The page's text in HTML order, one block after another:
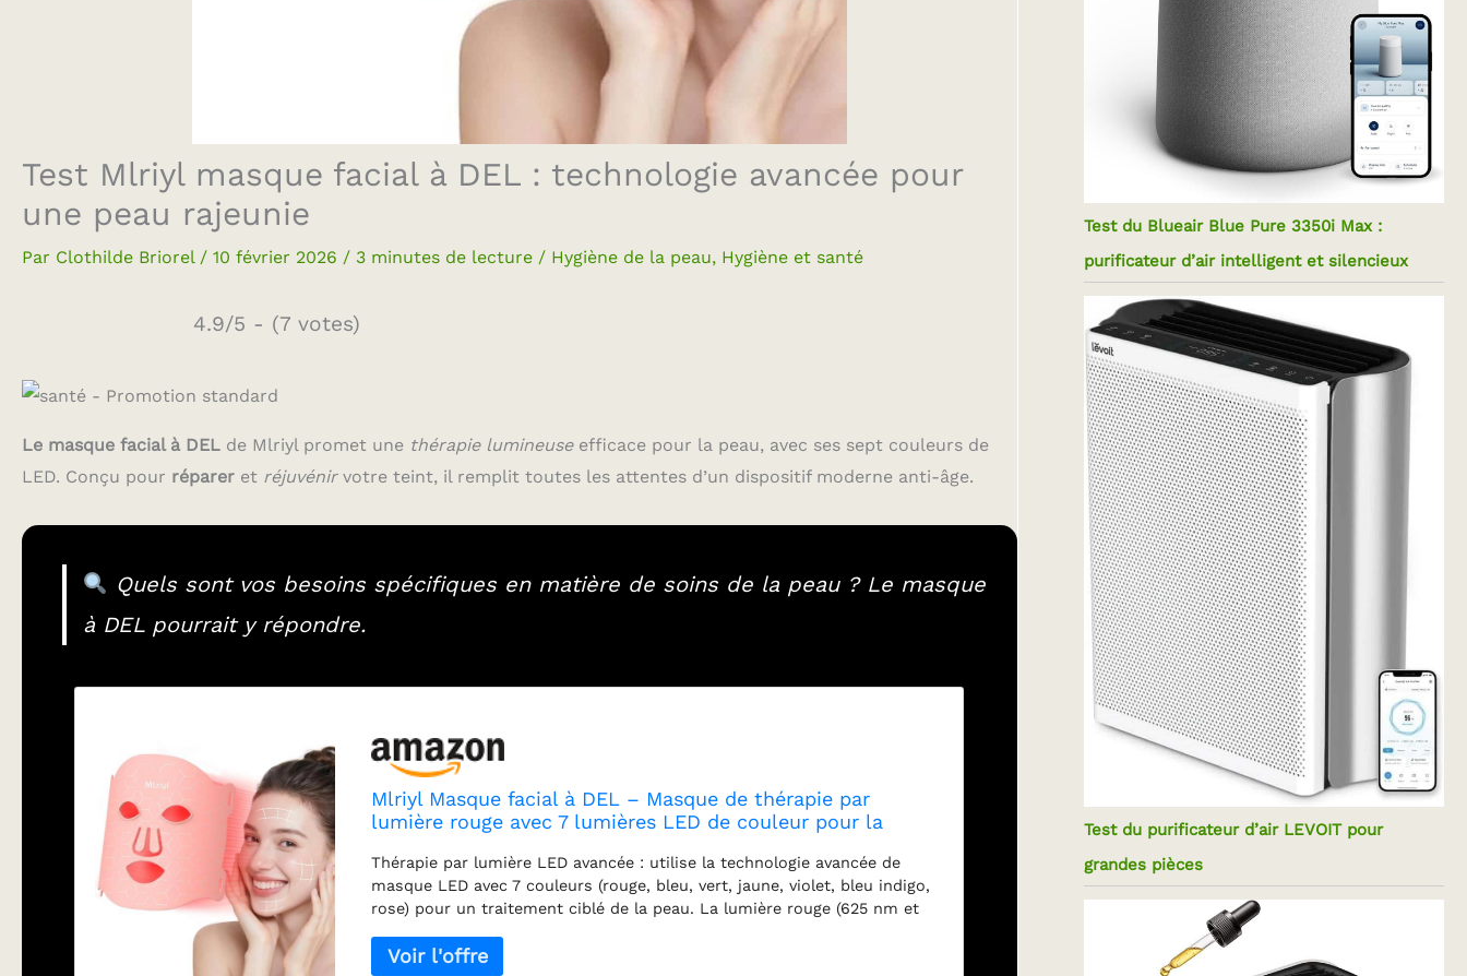
Test Mlriyl masque facial à DEL : technologie avancée pour
une peau rajeunie
Par Clothilde Briorel / 10 février 2026 / 3 minutes de lecture / Hygiène de la peau, Hygiène et santé
4.9/5 - (7 votes)
Le masque facial à DEL de Mlriyl promet une thérapie lumineuseefficace pour la peau, avec ses sept couleurs de
LED. Conçu pour réparer et réjuvénirvotre teint, il remplit toutes les attentes d’un dispositif moderne anti-âge.
Quels sont vos besoins spécifiques en matière de soins de la peau ? Le masque
à DEL pourrait y répondre.
Mlriyl Masque facial à DEL – Masque de thérapie par
lumière rouge avec 7 lumières LED de couleur pour la
Technologie infrarouge | Rechargeable
Thérapie par lumière LED avancée : utilise la technologie avancée de
masque LED avec 7 couleurs (rouge, bleu, vert, jaune, violet, bleu indigo,
rose) pour un traitement ciblé de la peau. La lumière rouge (625 nm et
bleue resserre la peau, améliore l'élasticité – Idéal pour ceux qui aiment
Test du Blueair Blue Pure 3350i Max :
purificateur d’air intelligent et silencieux
Test du purificateur d’air LEVOIT pour
grandes pièces